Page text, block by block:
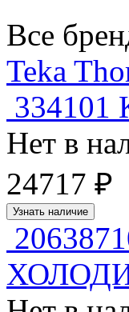
Все
Teka
Нет в
24717 ₽
Узнать наличие